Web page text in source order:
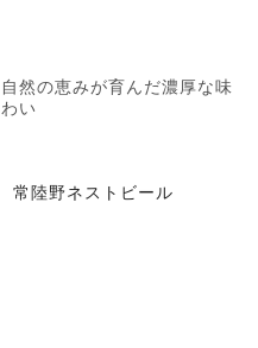
自然の恵みが育んだ濃厚な味
わい
常陸野ネストビール